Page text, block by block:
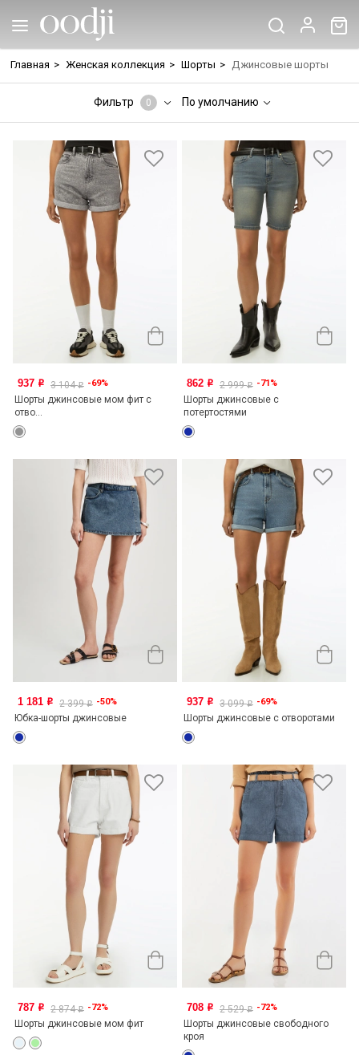
Главная > Женская коллекция > Шорты > Джинсовые шорты
Фильтр 0 По умолчанию
937 o 3 104o -69%
Шорты джинсовые мом фит с
отво...
862 o 2 999o -71%
Шорты джинсовые с
потертостями
1 181 o 2 399o -50%
Юбка-шорты джинсовые
937 o 3 099o -69%
Шорты джинсовые с отворотами
787 o 2 874o -72%
Шорты джинсовые мом фит
708 o 2 529o -72%
Шорты джинсовые свободного
кроя